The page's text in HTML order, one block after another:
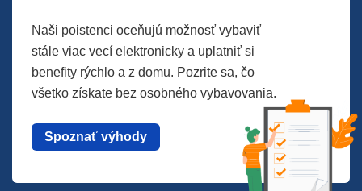
Naši poistenci oceňujú možnosť vybaviť
stále viac vecí elektronicky a uplatniť si
benefity rýchlo a z domu. Pozrite sa, čo
všetko získate bez osobného vybavovania.
Spoznať výhody